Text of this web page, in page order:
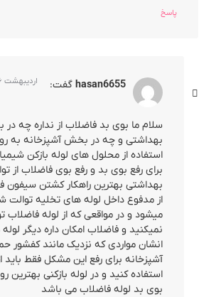
پاسخ
hasan6655 گفت: اردیبهشت ۲۶, ۱۴۰۱ در ۸:۲۴ ق٫ظ
سلام ما بوی بد فاضلاب از نداره چه
بهداشتی و چه در بخش آشپزخانه به
استفاده از محلول های لوله بازکن
برای رفع بوی بد و رفع بوی فاضلاب از
بهداشتی بهترین راهکار کشتن سیفون
از مدفوع داخل لوله های تخلیه توالت
میشود و در مواقعی که از لوله فاضلاب
نمیکنید و فاضلاب امکان داره دیگر لوله
انشان مواردی که نزدیک مانند کفشور
آشپزخانه برای رفع این مشکل فقط باید
استفاده کنید و در لوله بازکنی بهترین
بوی بد لوله فاضلاب می باشد